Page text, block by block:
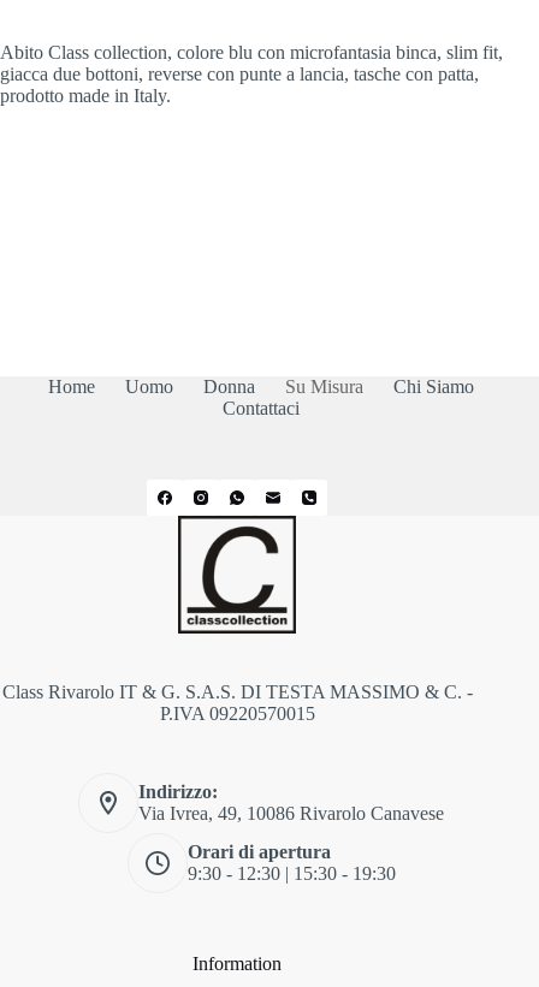
Abito Class collection, colore blu con microfantasia binca, slim fit,
giacca due bottoni, reverse con punte a lancia, tasche con patta,
prodotto made in Italy.
Home Uomo Donna Su Misura
Chi Siamo
Contattaci
Class Rivarolo IT & G. S.A.S. DI TESTA MASSIMO & C. -
P.IVA 09220570015
Indirizzo:
Via Ivrea, 49, 10086 Rivarolo Canavese
Orari di apertura
9:30 - 12:30 | 15:30 - 19:30
Information